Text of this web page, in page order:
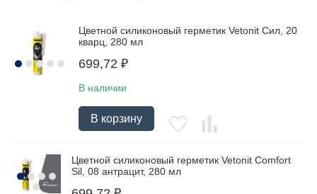
Цветной силиконовый герметик Vetonit Сил, 20
кварц, 280 мл
699,72 ₽
В наличии
В корзину
Цветной силиконовый герметик Vetonit Comfort
Sil, 08 антрацит, 280 мл